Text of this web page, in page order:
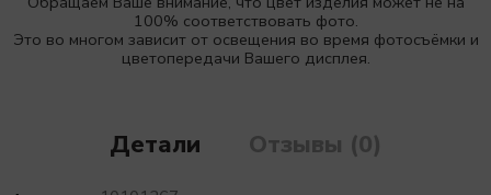
100% соответствовать фото.
Это во многом зависит от освещения во время фотосъёмки и
цветопередачи Вашего дисплея.
Детали Отзывы (0)